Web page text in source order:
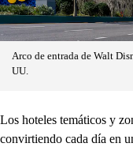
Arco de entrada de Walt
UU.
Los hoteles temáticos y
convirtiendo cada día en